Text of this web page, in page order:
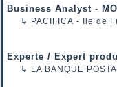
Business Analyst -
↳ PACIFICA - Ile de
Experte / Expert
↳ LA BANQUE